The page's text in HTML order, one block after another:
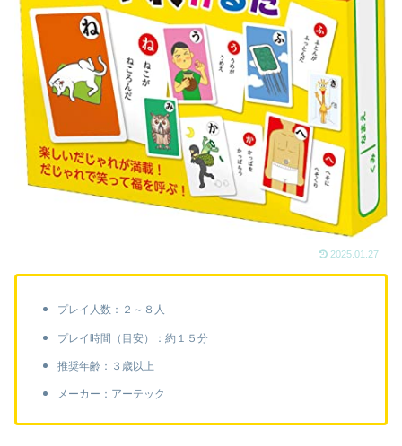
2025.01.27
プレイ人数：２～８人
プレイ時間（目安）：約１５分
推奨年齢：３歳以上
メーカー：アーテック